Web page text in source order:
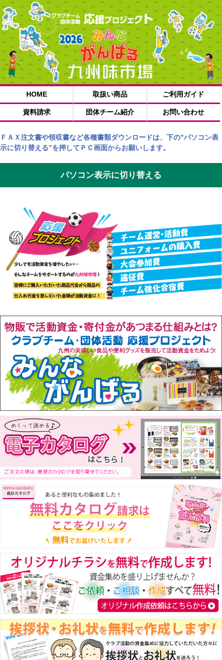
HOME 取扱い商品 ご利用ガイド
資料請求 団体チーム紹介 お問い合わせ
ＦＡＸ注文書や領収書など各種書類ダウンロードは、下の”パソコン表
示に切り替える”を押してＰＣ画面からお願いします。
パソコン表示に切り替える